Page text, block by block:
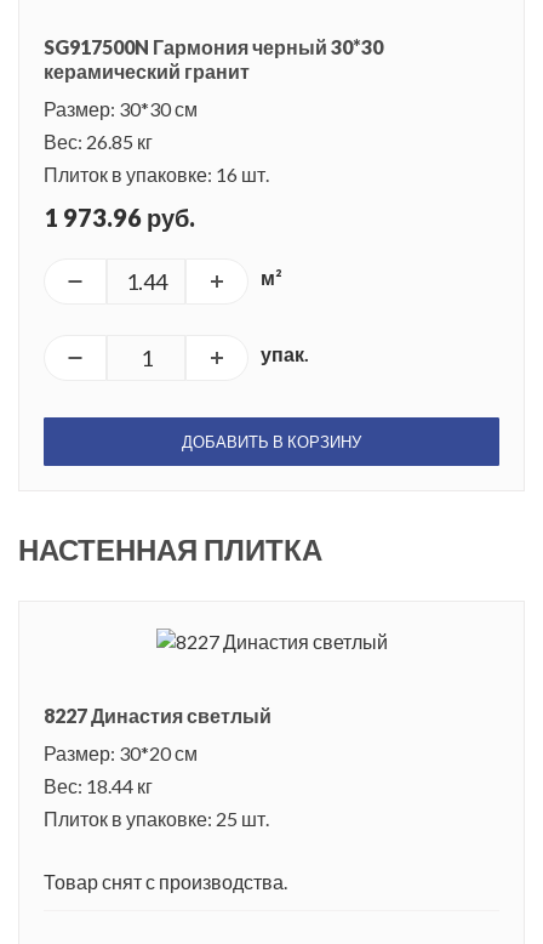
SG917500N Гармония черный 30*30
керамический гранит
Размер: 30*30 см
Вес: 26.85 кг
Плиток в упаковке: 16 шт.
1 973.96 руб.
м²
упак.
ДОБАВИТЬ В КОРЗИНУ
НАСТЕННАЯ ПЛИТКА
8227 Династия светлый
Размер: 30*20 см
Вес: 18.44 кг
Плиток в упаковке: 25 шт.
Товар снят с производства.